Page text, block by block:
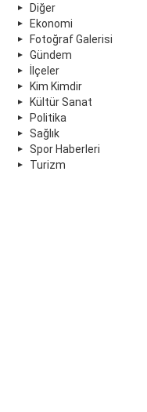
Diğer
Ekonomi
Fotoğraf Galerisi
Gündem
İlçeler
Kim Kimdir
Kültür Sanat
Politika
Sağlık
Spor Haberleri
Turizm